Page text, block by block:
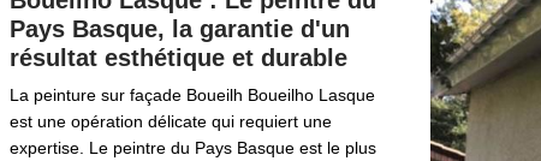
Pays Basque, la garantie d'un
résultat esthétique et durable
La peinture sur façade Boueilh Boueilho Lasque
est une opération délicate qui requiert une
expertise. Le peintre du Pays Basque est le plus